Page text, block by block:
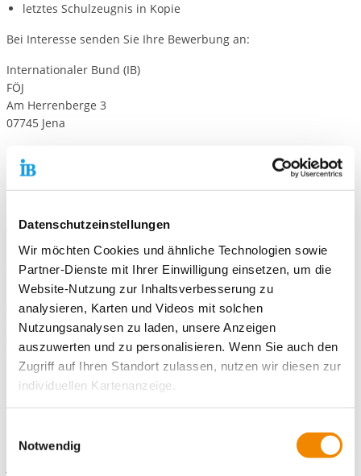
Datenschutzeinstellungen
Wir möchten Cookies und ähnliche Technologien sowie
Partner-Dienste mit Ihrer Einwilligung einsetzen, um die
Website-Nutzung zur Inhaltsverbesserung zu
analysieren, Karten und Videos mit solchen
Nutzungsanalysen zu laden, unsere Anzeigen
auszuwerten und zu personalisieren. Wenn Sie auch den
Zugriff auf Ihren Standort zulassen, nutzen wir diesen zur
individuellen Kartenanzeige.
unsere Partner Daten wie Ihre IP-Adresse und
verarbeiten diese zusammen mit Daten von anderen
Notwendig
letztes Schulzeugnis in Kopie
Bei Interesse senden Sie Ihre Bewerbung an:
Internationaler Bund (IB)
FÖJ
Am Herrenberge 3
07745 Jena
freiwilligendienste-jena@ib.de
Wir freuen uns auf Ihre Bewerbung!
Standort Jena:
IB Freiwilligendienste Standort Jena, FÖJ
Am Herrenberge 3
07745 Jena
03641 687-105
freiwilligendienste-jena@ib.de
Kontaktiere uns!